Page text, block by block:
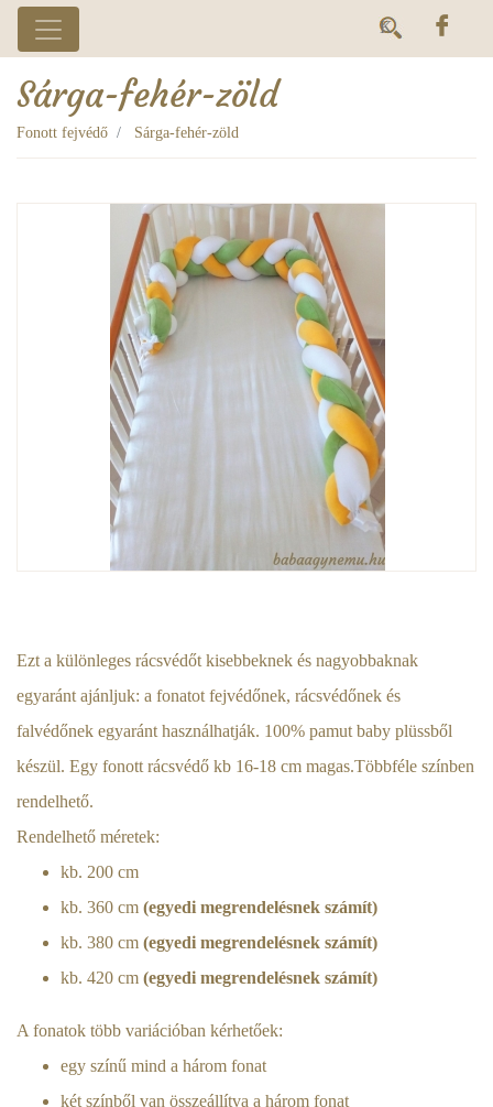
Sárga-fehér-zöld
Fonott fejvédő Sárga-fehér-zöld
Ezt a különleges rácsvédőt kisebbeknek és nagyobbaknak
egyaránt ajánljuk: a fonatot fejvédőnek, rácsvédőnek és
falvédőnek egyaránt használhatják. 100% pamut baby plüssből
készül. Egy fonott rácsvédő kb 16-18 cm magas.Többféle színben
rendelhető.
Rendelhető méretek:
kb. 200 cm
kb. 360 cm (egyedi megrendelésnek számít)
kb. 380 cm (egyedi megrendelésnek számít)
kb. 420 cm (egyedi megrendelésnek számít)
A fonatok több variációban kérhetőek:
egy színű mind a három fonat
két színből van összeállítva a három fonat